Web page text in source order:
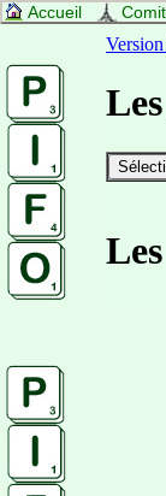
Accueil